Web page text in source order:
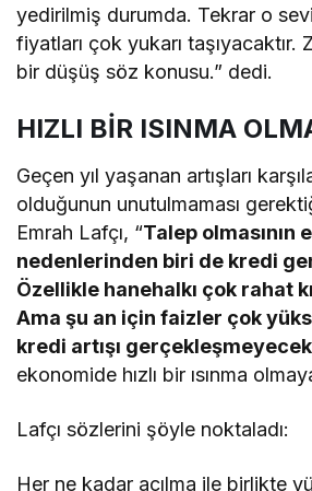
yedirilmiş durumda. Tekrar o
fiyatları çok yukarı taşıyacaktır.
bir düşüş söz konusu.” dedi.
HIZLI BİR ISINMA
Geçen yıl yaşanan artışları
olduğunun unutulmaması
Emrah Lafçı, “Talep olmasının
nedenlerinden biri de kredi
Özellikle hanehalkı çok rahat
Ama şu an için faizler çok
kredi artışı
ekonomide hızlı bir ısınma
Lafçı sözlerini şöyle noktaladı:
Her ne kadar açılma ile birlikte